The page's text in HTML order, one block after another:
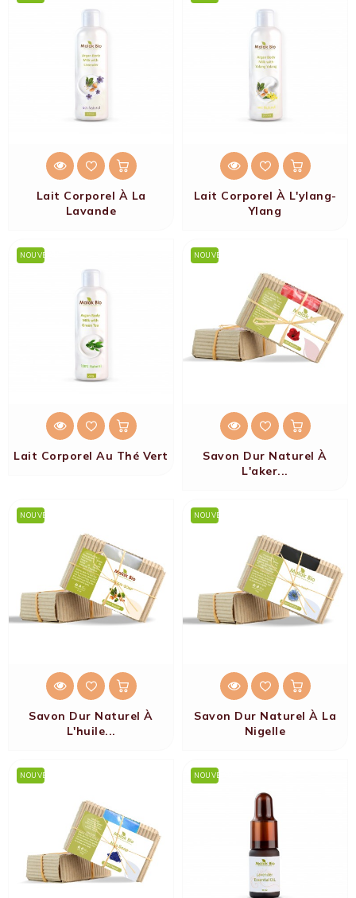
Lait Corporel À La
Lavande
Lait Corporel À L'ylang-
Ylang
NOUVEAU
Lait Corporel Au Thé Vert
NOUVEAU
Savon Dur Naturel À
L'aker...
NOUVEAU
Savon Dur Naturel À
L'huile...
NOUVEAU
Savon Dur Naturel À La
Nigelle
NOUVEAU NOUVEAU